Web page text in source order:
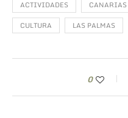
ACTIVIDADES CANARIAS
CULTURA
LAS PALMAS
0